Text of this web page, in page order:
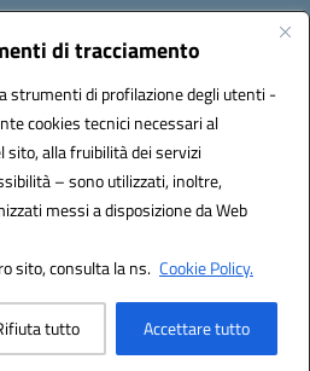
di tracciamento
strumenti di profilazione degli utenti -
cookies tecnici necessari al
alla fruibilità dei servizi
– sono utilizzati, inoltre,
messi a disposizione da Web
sito, consulta la ns. Cookie Policy.
tutto Accettare tutto
Modugno (Bari)
baic8ap005@pec.istruzione.it
by 3D Solution S.r.l.
by Designers Italia